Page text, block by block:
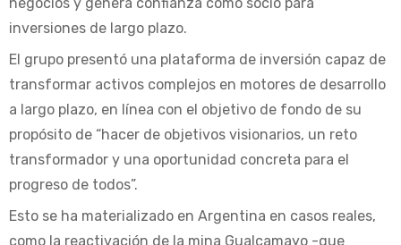
inversiones de largo plazo.
El grupo presentó una plataforma de inversión capaz de
transformar activos complejos en motores de desarrollo
a largo plazo, en línea con el objetivo de fondo de su
propósito de “hacer de objetivos visionarios, un reto
transformador y una oportunidad concreta para el
progreso de todos”.
Esto se ha materializado en Argentina en casos reales,
como la reactivación de la mina Gualcamayo -que